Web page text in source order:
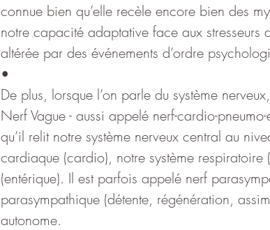
connue bien qu’elle recèle encore bien des
notre capacité adaptative face aux
altérée par des événements d’ordre
•
De plus, lorsque l’on parle du système
Nerf Vague - aussi appelé nerf-cardio-
qu’il relit notre système nerveux central au
cardiaque (cardio), notre système respiratoire
(entérique). Il est parfois appelé nerf
parasympathique (détente, régénération,
autonome.